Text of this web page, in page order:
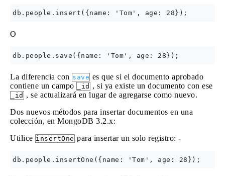
O
La diferencia con save es que si el documento aprobado
contiene un campo
_id , si ya existe un documento con ese
_id , se actualizará en lugar de agregarse como nuevo.
Dos nuevos métodos para insertar documentos en una
colección, en MongoDB 3.2.x:
Utilice insertOne para insertar un solo registro: -